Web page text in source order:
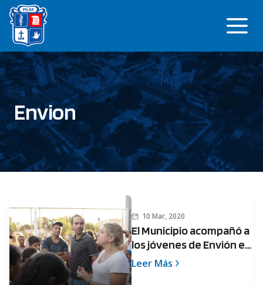
Saltar
contenido
Envion
10 Mar, 2020
El Municipio acompañó a
los jóvenes de Envión en
el inicio de clases
Leer Más